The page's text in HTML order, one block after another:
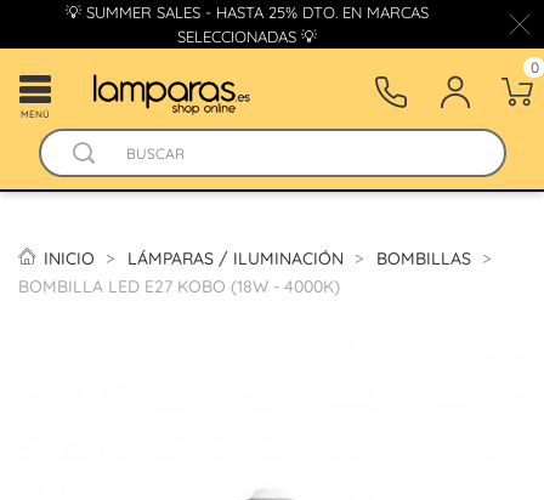
💡 SUMMER SALES - HASTA 25% DTO. EN MARCAS
SELECCIONADAS 💡
MENÚ
0
INICIO LÁMPARAS / ILUMINACIÓN
BOMBILLAS
BOMBILLA LED E27 KOBO (18W - 4000K)